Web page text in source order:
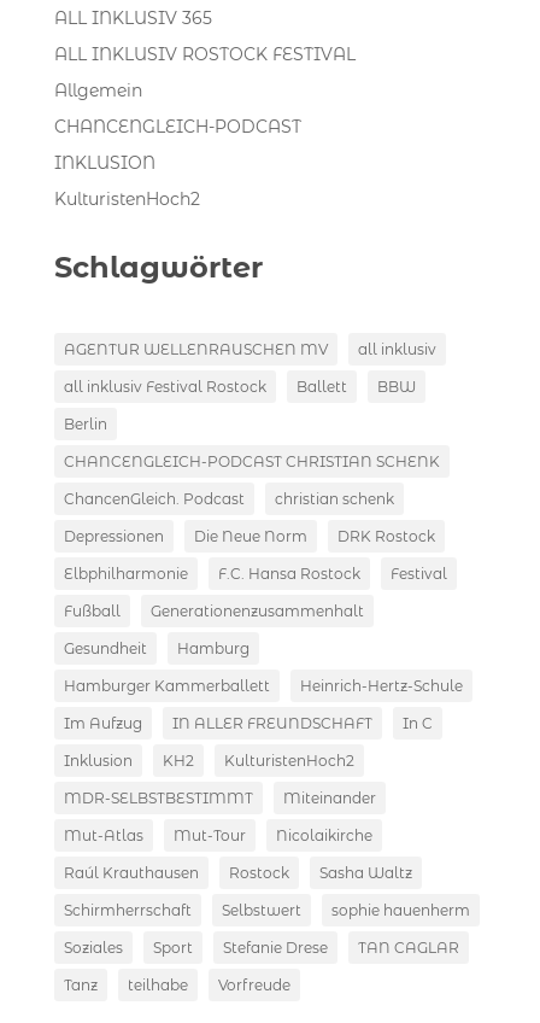
ALL INKLUSIV 365
ALL INKLUSIV ROSTOCK FESTIVAL
Allgemein
CHANCENGLEICH-PODCAST
INKLUSION
KulturistenHoch2
Schlagwörter
AGENTUR WELLENRAUSCHEN MV all inklusiv
all inklusiv Festival Rostock Ballett BBW
Berlin
CHANCENGLEICH-PODCAST CHRISTIAN SCHENK
ChancenGleich. Podcast christian schenk
Depressionen Die Neue Norm DRK Rostock
Elbphilharmonie F.C. Hansa Rostock Festival
Fußball Generationenzusammenhalt
Gesundheit Hamburg
Hamburger Kammerballett Heinrich-Hertz-Schule
Im Aufzug IN ALLER FREUNDSCHAFT In C
Inklusion KH2 KulturistenHoch2
MDR-SELBSTBESTIMMT Miteinander
Mut-Atlas Mut-Tour Nicolaikirche
Raúl Krauthausen Rostock Sasha Waltz
Schirmherrschaft Selbstwert sophie hauenherm
Soziales Sport Stefanie Drese TAN CAGLAR
Tanz teilhabe Vorfreude